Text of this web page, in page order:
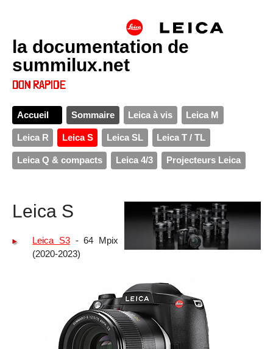
la documentation de
summilux.net
Accueil Sommaire Leica à vis Leica M
Leica R Leica S Leica SL Leica T / TL
Leica Q & compacts Leica 4/3 Projecteurs Leica
Leica S
Leica S3- 64 Mpix
(2020-2023)